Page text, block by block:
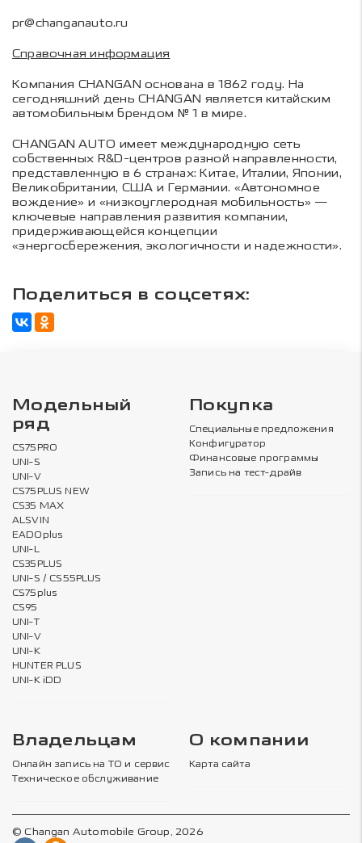
pr@changanauto.ru
Справочная информация
Компания CHANGAN основана в 1862 году. На
сегодняшний день CHANGAN является китайским
автомобильным брендом № 1 в мире.
CHANGAN AUTO имеет международную сеть
собственных R&D-центров разной направленности,
представленную в 6 странах: Китае, Италии, Японии,
Великобритании, США и Германии. «Автономное
вождение» и «низкоуглеродная мобильность» —
ключевые направления развития компании,
придерживающейся концепции
«энергосбережения, экологичности и надежности».
Поделиться в соцсетях:
Модельный
ряд
CS75PRO
UNI-S
UNI-V
CS75PLUS NEW
CS35 MAX
ALSVIN
EADOplus
UNI-L
CS35PLUS
UNI-S / CS55PLUS
CS75plus
CS95
UNI-T
UNI-V
UNI-K
HUNTER PLUS
UNI-K iDD
Покупка
Специальные предложения
Конфигуратор
Финансовые программы
Запись на тест-драйв
Владельцам
Онлайн запись на ТО и сервис
Техническое обслуживание
О компании
Карта сайта
© Changan Automobile Group, 2026